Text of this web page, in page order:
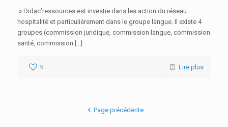
» Didac’ressources est investie dans les action du réseau
hospitalité et particulièrement dans le groupe langue. Il existe 4
groupes (commission juridique, commission langue, commission
santé, commission […]
9 Lire plus
Page précédente